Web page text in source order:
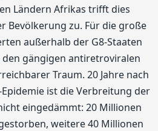
Ländern Afrikas trifft dies
Bevölkerung zu. Für die große
außerhalb der G8-Staaten
gängigen antiretroviralen
Traum. 20 Jahre nach
ist die Verbreitung der
eingedämmt: 20 Millionen
weitere 40 Millionen